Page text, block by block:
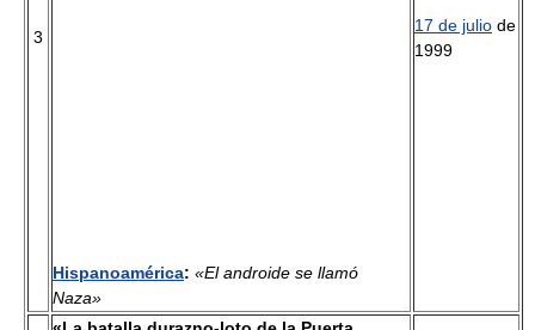
3
Hispanoamérica: «El androide se llamó
Naza»
17 de julio de
1999